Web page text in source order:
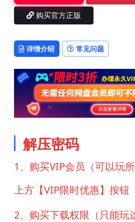
购买官方正版
详情介绍 常见问题
解压密码
1、购买VIP会员（可以玩
上方【VIP限时优惠】按钮
2、购买下载权限（只能玩